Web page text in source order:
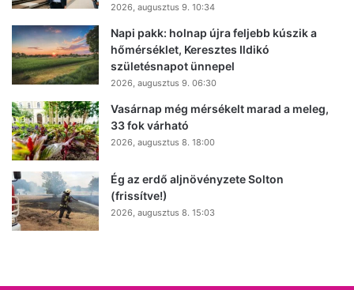
2026, augusztus 9. 10:34
Napi pakk: holnap újra feljebb kúszik a
hőmérséklet, Keresztes Ildikó
születésnapot ünnepel
2026, augusztus 9. 06:30
Vasárnap még mérsékelt marad a meleg,
33 fok várható
2026, augusztus 8. 18:00
Ég az erdő aljnövényzete Solton
(frissítve!)
2026, augusztus 8. 15:03